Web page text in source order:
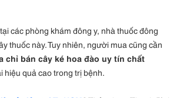
các phòng khám đông y, nhà thuốc đông
thuốc này. Tuy nhiên, người mua cũng cần
chỉ bán cây ké hoa đào uy tín chất
hiệu quả cao trong trị bệnh.